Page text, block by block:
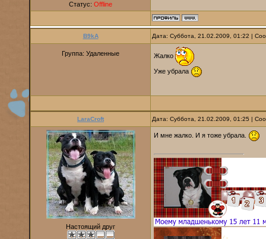
Статус: Offline
B9kA Дата: Суббота, 21.02.2009, 01:22 |
Группа: Удаленные Жалко
Уже убрала
LaraCroft Дата: Суббота, 21.02.2009, 01:25 |
Настоящий друг
И мне жалко. И я тоже убрала.